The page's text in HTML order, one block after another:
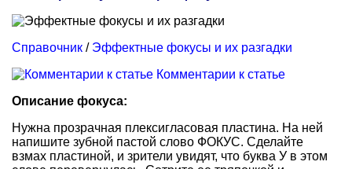
Справочник / Эффектные фокусы и их разгадки
Комментарии к статье
Описание фокуса:
Нужна прозрачная плексигласовая пластина. На ней
напишите зубной пастой слово ФОКУС. Сделайте
взмах пластиной, и зрители увидят, что буква У в этом